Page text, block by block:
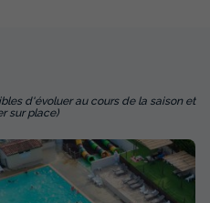
wifi
Animaux autorisés *
- LODGE COSY
d'évoluer au cours de la saison et
sur place)